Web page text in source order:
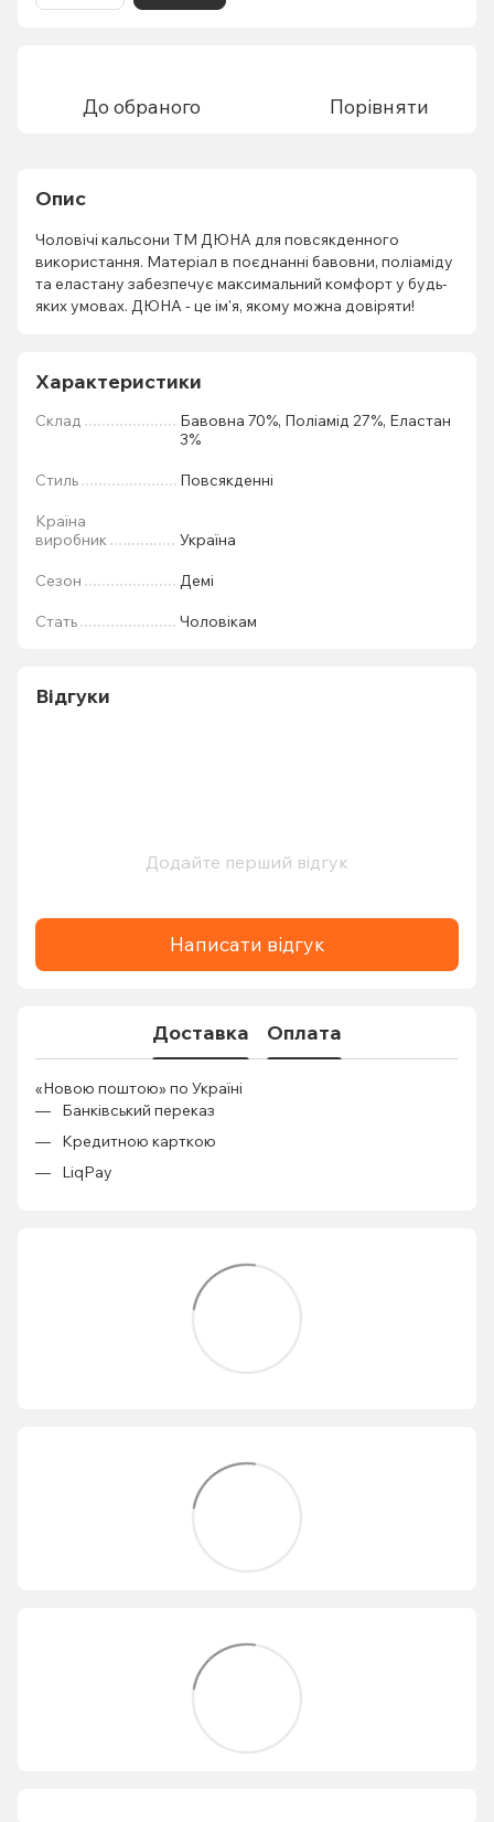
До обраного Порівняти
Опис
Чоловічі кальсони ТМ ДЮНА для повсякденного
використання. Матеріал в поєднанні бавовни, поліаміду
та еластану забезпечує максимальний комфорт у будь-
яких умовах. ДЮНА - це ім'я, якому можна довіряти!
Характеристики
Склад
Бавовна 70%, Поліамід 27%, Еластан
3%
Стиль Повсякденні
Країна
виробник
Україна
Сезон Демі
Стать Чоловікам
Відгуки
Додайте перший відгук
Написати відгук
Доставка Оплата
«Новою поштою» по Україні
Банківський переказ
Кредитною карткою
LiqPay